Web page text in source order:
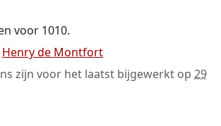
voor 1010.
Henry de Montfort
zijn voor het laatst bijgewerkt op 29